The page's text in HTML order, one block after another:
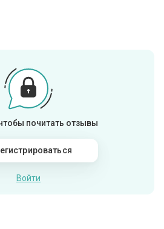
почитать отзывы
Войти